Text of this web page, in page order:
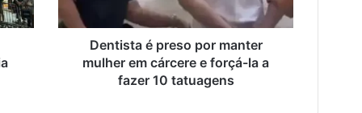
cárcere
e
Dentista é preso por manter
mulher em cárcere e forçá-la a
fazer 10 tatuagens